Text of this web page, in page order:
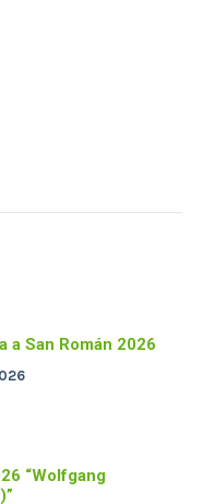
a San Román 2026
“Wolfgang